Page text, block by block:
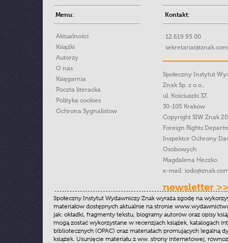
Menu:
Aktualności
Książki
Autorzy
O nas
Księgarnia
Poczta literacka
Polityka cookies
Ochrona Sygnalistow
Kontakt:
12 619 95 00
Społeczny Instytut
Znak Sp. z o.o.,
ul. Kościuszki 37,
30-105 Kraków
Copyright SIW Znak
Foreign Rights
Inspektor Ochrony
Osobowych
Magdalena Heczko
e-mail:
newsletter >>
Społeczny Instytut Wydawniczy Znak wyraża zgodę na
materiałów dostępnych aktualnie na stronie
jak: okładki, fragmenty tekstu, biogramy autorów oraz opisy
mogą zostać wykorzystane w recenzjach książek, katalogach
bibliotecznych (OPAC) oraz materiałach promujących legalną
książek. Usunięcie materiału z ww. strony internetowej,